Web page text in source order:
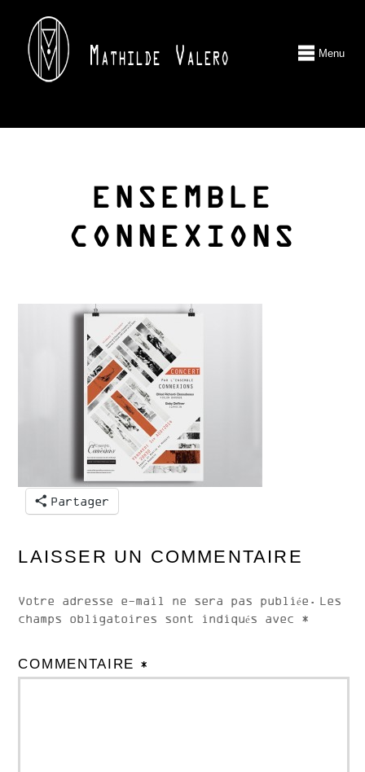
Menu
ENSEMBLE
CONNEXIONS
Partager
LAISSER UN COMMENTAIRE
Votre adresse e-mail ne sera pas publiée. Les
champs obligatoires sont indiqués avec *
COMMENTAIRE *